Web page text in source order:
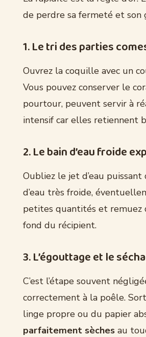
de perdre sa fermeté et son
1. Le tri des parties
Ouvrez la coquille avec un
Vous pouvez conserver le
pourtour, peuvent servir à
intensif car elles retiennent
2. Le bain d’eau froide
Oubliez le jet d’eau
d’eau très froide,
petites quantités et remuez
fond du récipient.
3. L’égouttage et le
C’est l’étape souvent
correctement à la poêle.
linge propre ou du papier
parfaitement sèches au